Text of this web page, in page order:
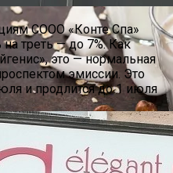
В День: Uber
В 2023 Году
Альтернатива?
СООО «Конте Спа»
треть — до 7%. Как
это — нормальная
эмиссии. Это
и продлится до 1 июля